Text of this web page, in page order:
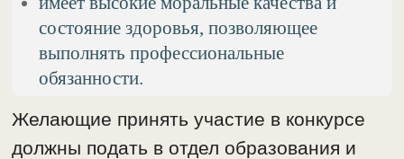
состояние здоровья, позволяющее
выполнять профессиональные
обязанности.
Желающие принять участие в конкурсе
должны подать в отдел образования и